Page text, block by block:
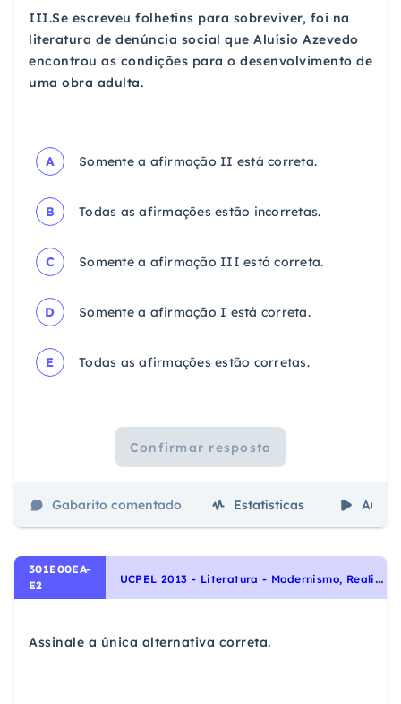
III.Se escreveu folhetins para sobreviver, foi na
literatura de denúncia social que Aluísio Azevedo
encontrou as condições para o desenvolvimento de
uma obra adulta.
A Somente a afirmação II está correta.
B Todas as afirmações estão incorretas.
C Somente a afirmação III está correta.
D Somente a afirmação I está correta.
E Todas as afirmações estão corretas.
Confirmar resposta
Gabarito comentado Estatísticas Aulas
301E00EA-
E2
U
CPEL 2013 - Literatura - Modernismo, Realismo, Escolas Literárias
Assinale a única alternativa correta.